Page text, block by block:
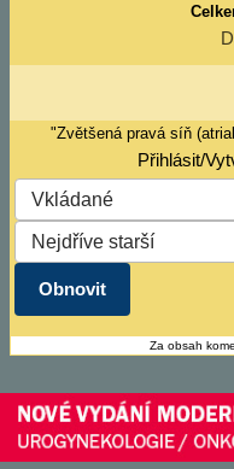
"Zvětšená pravá síň
Přihlásit/
Za obsah